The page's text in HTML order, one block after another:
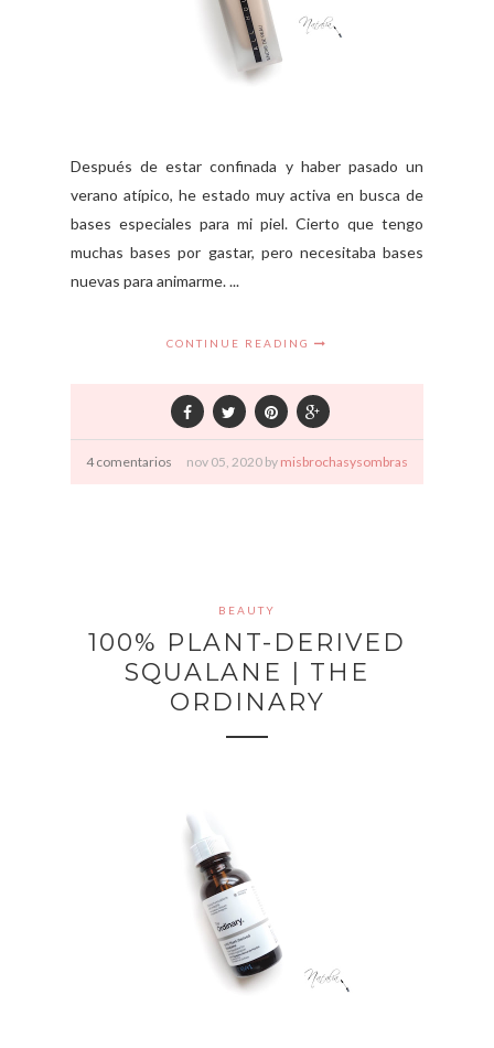
Después de estar confinada y haber pasado un
verano atípico, he estado muy activa en busca de
bases especiales para mi piel. Cierto que tengo
muchas bases por gastar, pero necesitaba bases
nuevas para animarme. ...
CONTINUE READING
4 comentarios nov 05, 2020 by misbrochasysombras
BEAUTY
100% PLANT-DERIVED
SQUALANE | THE
ORDINARY